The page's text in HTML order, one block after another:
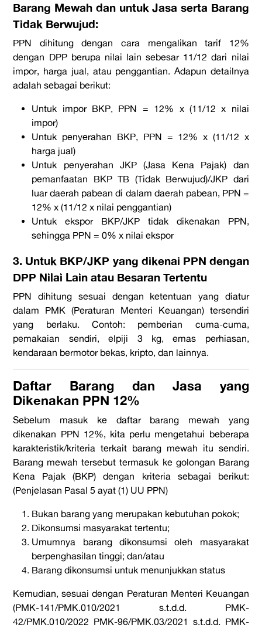
Barang Mewah dan untuk Jasa serta Barang
Tidak Berwujud:
PPN dihitung dengan cara mengalikan tarif 12%
dengan DPP berupa nilai lain sebesar 11/12 dari nilai
impor, harga jual, atau penggantian. Adapun detailnya
adalah sebagai berikut:
Untuk impor BKP, PPN = 12% x (11/12 x nilai
impor)
Untuk penyerahan BKP, PPN = 12% x (11/12 x
harga jual)
Untuk penyerahan JKP (Jasa Kena Pajak) dan
pemanfaatan BKP TB (Tidak Berwujud)/JKP dari
luar daerah pabean di dalam daerah pabean, PPN =
12% x (11/12 x nilai penggantian)
Untuk ekspor BKP/JKP tidak dikenakan PPN,
sehingga PPN = 0% x nilai ekspor
3. Untuk BKP/JKP yang dikenai PPN dengan
DPP Nilai Lain atau Besaran Tertentu
PPN dihitung sesuai dengan ketentuan yang diatur
dalam PMK (Peraturan Menteri Keuangan) tersendiri
yang berlaku. Contoh: pemberian cuma-cuma,
pemakaian sendiri, elpiji 3 kg, emas perhiasan,
kendaraan bermotor bekas, kripto, dan lainnya.
Daftar Barang dan Jasa yang
Dikenakan PPN 12%
Sebelum masuk ke daftar barang mewah yang
dikenakan PPN 12%, kita perlu mengetahui beberapa
karakteristik/kriteria terkait barang mewah itu sendiri.
Barang mewah tersebut termasuk ke golongan Barang
Kena Pajak (BKP) dengan kriteria sebagai berikut:
(Penjelasan Pasal 5 ayat (1) UU PPN)
Bukan barang yang merupakan kebutuhan pokok;
Dikonsumsi masyarakat tertentu;
Umumnya barang dikonsumsi oleh masyarakat
berpenghasilan tinggi; dan/atau
Barang dikonsumsi untuk menunjukkan status
Kemudian, sesuai dengan Peraturan Menteri Keuangan
(PMK-141/PMK.010/2021 s.t.d.d. PMK-
42/PMK.010/2022 PMK-96/PMK.03/2021 s.t.d.d. PMK-